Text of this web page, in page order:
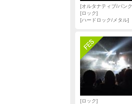
オルタナティブ/パンク
ロック
ハードロック/メタル
ロック